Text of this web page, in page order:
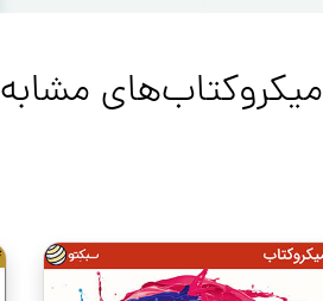
میکروکتاب‌های مشابه